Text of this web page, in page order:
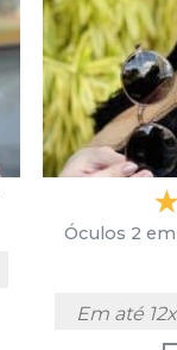
Óculos 2
Em até